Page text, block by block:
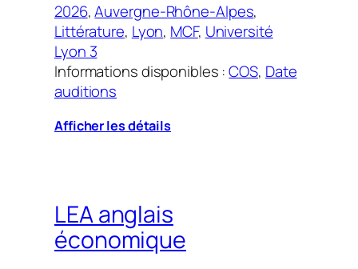
2026, Auvergne-Rhône-Alpes
Littérature, Lyon, MCF, Université
Lyon 3
Informations disponibles :COS, Date
auditions
Afficher les détails
LEA anglais
économique